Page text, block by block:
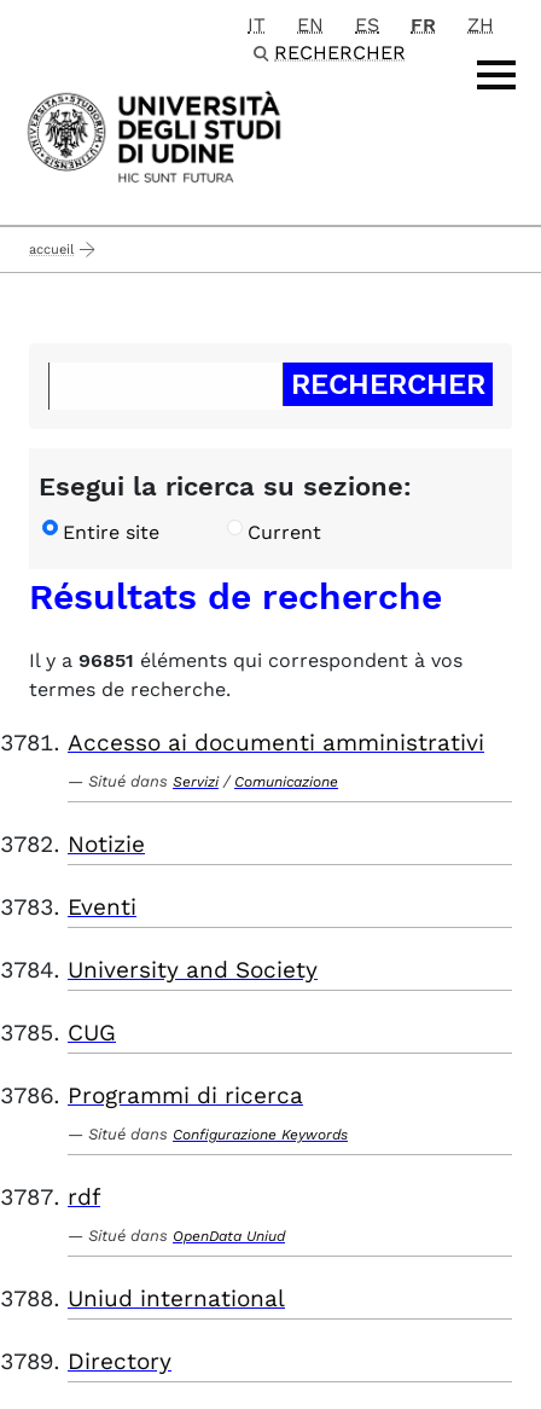
Passa al contenuto principale
IT EN ES FR
ZH
RECHERCHER
accueil
Esegui la ricerca su sezione:
Entire site Current
Résultats de recherche
Il y a 96851 éléments qui correspondent à vos
termes de recherche.
Accesso ai documenti amministrativi
Situé dans Servizi / Comunicazione
Notizie
Eventi
University and Society
CUG
Programmi di ricerca
Situé dans Configurazione Keywords
rdf
Situé dans OpenData Uniud
Uniud international
Directory